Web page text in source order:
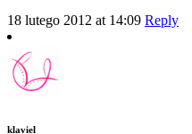
18 lutego 2012 at 14:09 Reply
klaviel